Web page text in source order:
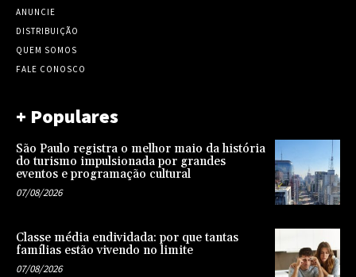
ANUNCIE
DISTRIBUIÇÃO
QUEM SOMOS
FALE CONOSCO
+ Populares
São Paulo registra o melhor maio da história
do turismo impulsionada por grandes
eventos e programação cultural
07/08/2026
Classe média endividada: por que tantas
famílias estão vivendo no limite
07/08/2026